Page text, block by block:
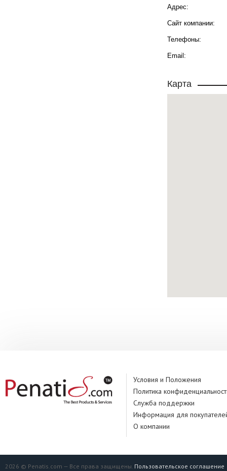
Адрес:
Сайт компании:
Телефоны:
Email:
Карта
Условия и Положения
Политика
Служба поддержки
Информация для
О компании
2026 © Penatis.com — Все права защищены. Пользовательское соглашение